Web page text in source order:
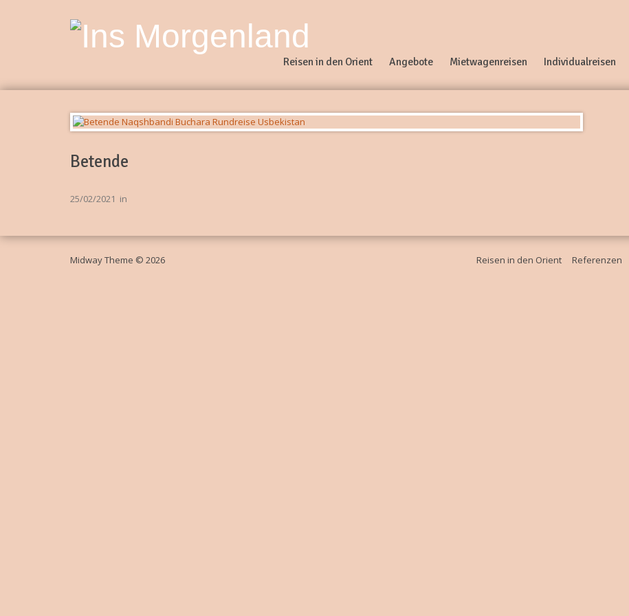
Reisen in den Orient Angebote Mietwagenreisen Individualreisen
Betende
25/02/2021 in
Midway Theme © 2026 Reisen in den Orient Referenzen